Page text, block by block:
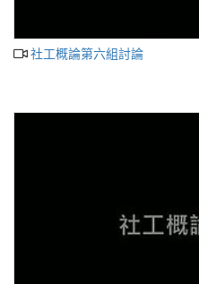
社工概論第六組討論